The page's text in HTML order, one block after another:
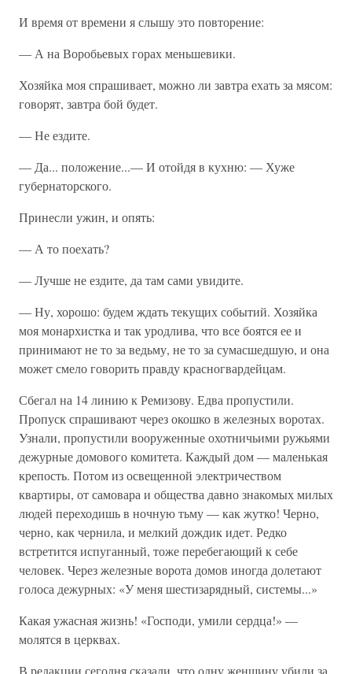
И время от времени я слышу это повторение:
— А на Воробьевых горах меньшевики.
Хозяйка моя спрашивает, можно ли завтра ехать за мясом:
говорят, завтра бой будет.
— Не ездите.
— Да... положение...— И отойдя в кухню: — Хуже
губернаторского.
Принесли ужин, и опять:
— А то поехать?
— Лучше не ездите, да там сами увидите.
— Ну, хорошо: будем ждать текущих событий. Хозяйка
моя монархистка и так уродлива, что все боятся ее и
принимают не то за ведьму, не то за сумасшедшую, и она
может смело говорить правду красногвардейцам.
Сбегал на 14 линию к Ремизову. Едва пропустили.
Пропуск спрашивают через окошко в железных воротах.
Узнали, пропустили вооруженные охотничьими ружьями
дежурные домового комитета. Каждый дом — маленькая
крепость. Потом из освещенной электричеством
квартиры, от самовара и общества давно знакомых милых
людей переходишь в ночную тьму — как жутко! Черно,
черно, как чернила, и мелкий дождик идет. Редко
встретится испуганный, тоже перебегающий к себе
человек. Через железные ворота домов иногда долетают
голоса дежурных: «У меня шестизарядный, системы...»
Какая ужасная жизнь! «Господи, умили сердца!» —
молятся в церквах.
В редакции сегодня сказали, что одну женщину убили за